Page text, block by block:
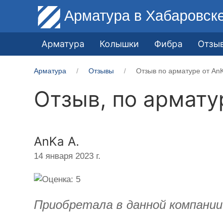
Арматура в
Арматура Колышки Фибра
Арматура Отзывы Отзыв по арматуре от
Отзыв, по
AnKa A.
14 января 2023 г.
Приобретала в данной